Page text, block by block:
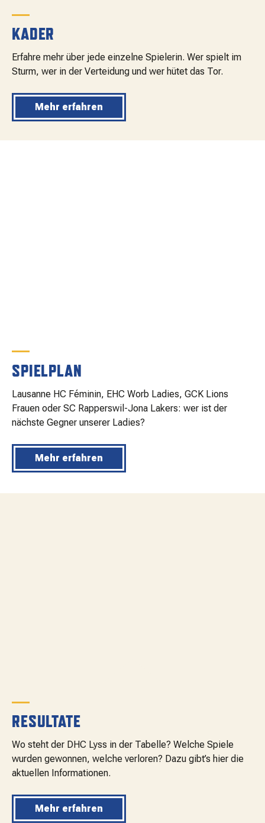
KADER
Erfahre mehr über jede einzelne Spielerin. Wer spielt im
Sturm, wer in der Verteidung und wer hütet das Tor.
Mehr erfahren
SPIELPLAN
Lausanne HC Féminin, EHC Worb Ladies, GCK Lions
Frauen oder SC Rapperswil-Jona Lakers: wer ist der
nächste Gegner unserer Ladies?
Mehr erfahren
RESULTATE
Wo steht der DHC Lyss in der Tabelle? Welche Spiele
wurden gewonnen, welche verloren? Dazu gibt’s hier die
aktuellen Informationen.
Mehr erfahren